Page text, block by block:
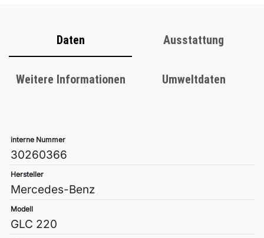
Daten Ausstattung
Weitere Informationen Umweltdaten
interne Nummer
30260366
Hersteller
Mercedes-Benz
Modell
GLC 220